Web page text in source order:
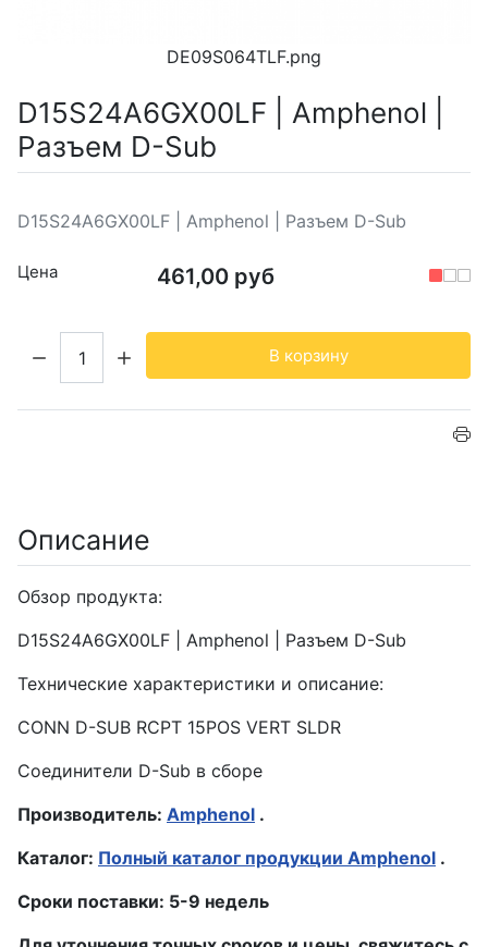
DE09S064TLF.png
D15S24A6GX00LF | Amphenol |
Разъем D-Sub
D15S24A6GX00LF | Amphenol | Разъем D-Sub
Цена 461,00 руб
В корзину
Описание
Обзор продукта:
D15S24A6GX00LF | Amphenol | Разъем D-Sub
Технические характеристики и описание:
CONN D-SUB RCPT 15POS VERT SLDR
Соединители D-Sub в сборе
Производитель: Amphenol .
Каталог: Полный каталог продукции Amphenol .
Сроки поставки: 5-9 недель